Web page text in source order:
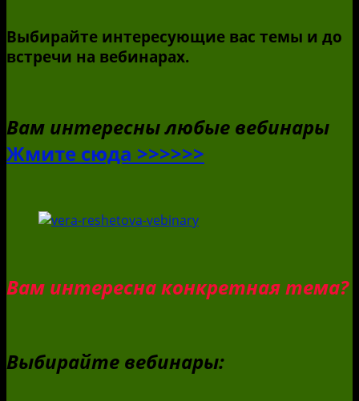
Выбирайте интересующие вас темы и до
встречи на вебинарах.
Вам интересны любые вебинары
Жмите сюда >>>>>>
Вам интересна конкретная тема?
Выбирайте вебинары: